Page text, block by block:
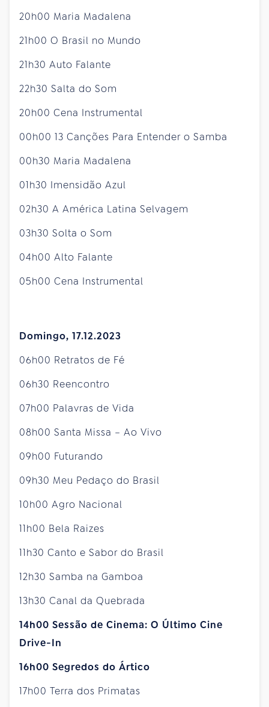
20h00 Maria Madalena
21h00 O Brasil no Mundo
21h30 Auto Falante
22h30 Salta do Som
20h00 Cena Instrumental
00h00 13 Canções Para Entender o Samba
00h30 Maria Madalena
01h30 Imensidão Azul
02h30 A América Latina Selvagem
03h30 Solta o Som
04h00 Alto Falante
05h00 Cena Instrumental
Domingo, 17.12.2023
06h00 Retratos de Fé
06h30 Reencontro
07h00 Palavras de Vida
08h00 Santa Missa – Ao Vivo
09h00 Futurando
09h30 Meu Pedaço do Brasil
10h00 Agro Nacional
11h00 Bela Raizes
11h30 Canto e Sabor do Brasil
12h30 Samba na Gamboa
13h30 Canal da Quebrada
14h00 Sessão de Cinema: O Último Cine
Drive-In
16h00 Segredos do Ártico
17h00 Terra dos Primatas